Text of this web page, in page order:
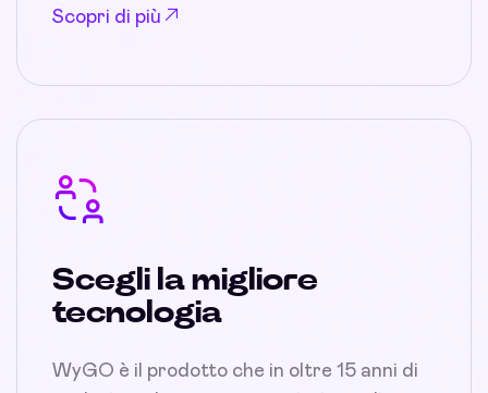
Scopri di più
Scegli la migliore
tecnologia
WyGO è il prodotto che in oltre 15 anni di